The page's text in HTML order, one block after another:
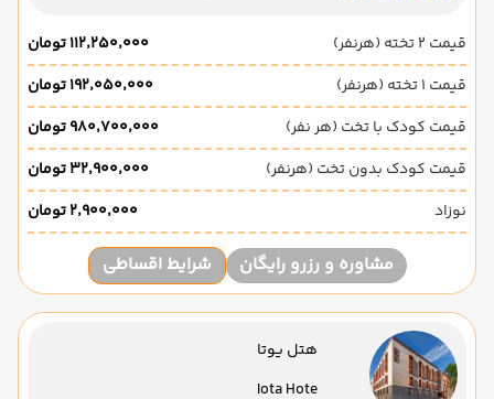
قیمت 2 تخته (هرنفر)
۱۱۲٬۲۵۰٬۰۰۰ تومان
قیمت 1 تخته (هرنفر)
۱۹۲٬۰۵۰٬۰۰۰ تومان
قیمت کودک با تخت (هر نفر)
۹۸۰٬۷۰۰٬۰۰۰ تومان
قیمت کودک بدون تخت (هرنفر)
۳۲٬۹۰۰٬۰۰۰ تومان
نوزاد
۲٬۹۰۰٬۰۰۰ تومان
مشاوره و رزرو رایگان شرایط اقساطی
هتل یوتا
Iota Hote